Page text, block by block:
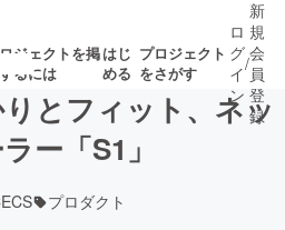
ジェクトを掲
るには
はじ
める
プロジェクト
をさがす
募集終了が近いプ
ロジェクト
ロ
グ
イ
ン
/
新
規
会
員
登
録
とフィット、ネッ
ー「S1」
プロダクト